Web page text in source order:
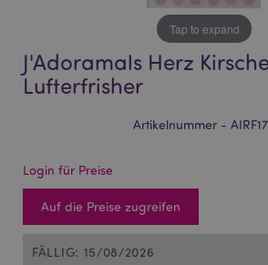
Tap to expand
J'Adoramals Herz
Lufterfrisher
Artikelnummer -
Login für Preise
Auf die Preise zugreifen
FÄLLIG: 15/08/2026